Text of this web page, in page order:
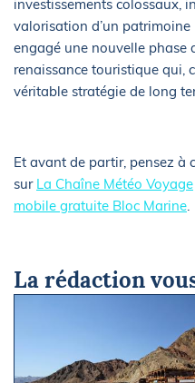
investissements colossaux,
valorisation d’un
engagé une nouvelle phase
renaissance touristique qui,
véritable stratégie de long
Et avant de partir, pensez à
sur La Chaîne Météo Voyage
mobile gratuite Bloc Marine.
La rédaction